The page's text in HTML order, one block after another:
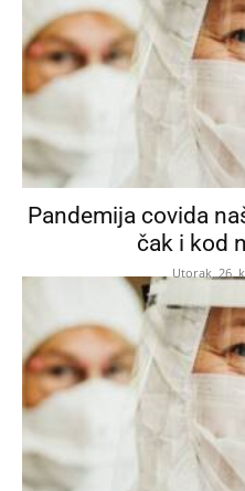
Pandemija covida
čak i kod
Utorak, 26.